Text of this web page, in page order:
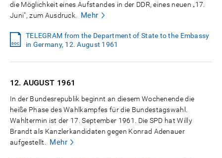
die Möglichkeit eines Aufstandes in der DDR, eines neuen „17.
Juni", zum Ausdruck.
Mehr
TELEGRAM from the Department of State to the Embassy
in Germany, 12. August 1961
12. AUGUST 1961
In der Bundesrepublik beginnt an diesem Wochenende die
heiße Phase des Wahlkampfes für die Bundestagswahl.
Wahltermin ist der 17. September 1961. Die SPD hat Willy
Brandt als Kanzlerkandidaten gegen Konrad Adenauer
aufgestellt.
Mehr